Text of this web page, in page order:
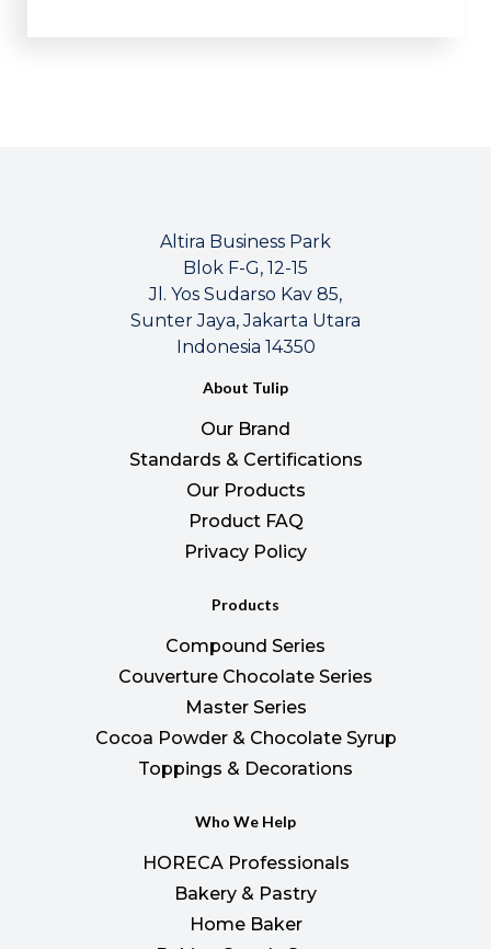
Altira Business Park
Blok F-G, 12-15
Jl. Yos Sudarso Kav 85,
Sunter Jaya, Jakarta Utara
Indonesia 14350
About Tulip
Our Brand
Standards & Certifications
Our Products
Product FAQ
Privacy Policy
Products
Compound Series
Couverture Chocolate Series
Master Series
Cocoa Powder & Chocolate Syrup
Toppings & Decorations
Who We Help
HORECA Professionals
Bakery & Pastry
Home Baker